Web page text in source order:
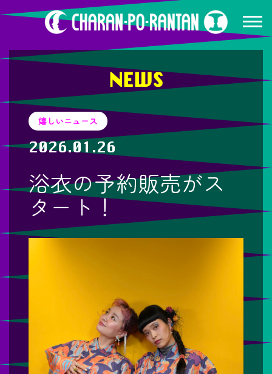
NEWS
嬉しいニュース
2026.01.26
浴衣の予約販売がス
タート！